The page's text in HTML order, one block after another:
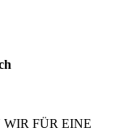
FÜR EINE